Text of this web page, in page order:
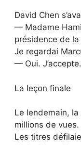
David Chen
— Madame
présidence de
Je regardai
— Oui. J’accepte.
La leçon finale
Le lendemain,
millions de vues.
Les titres